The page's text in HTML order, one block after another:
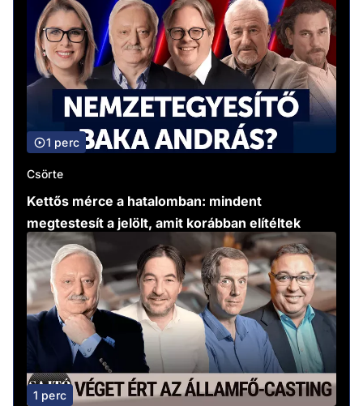
1 perc
Csörte
Kettős mérce a hatalomban: mindent
megtestesít a jelölt, amit korábban elítéltek
1 perc